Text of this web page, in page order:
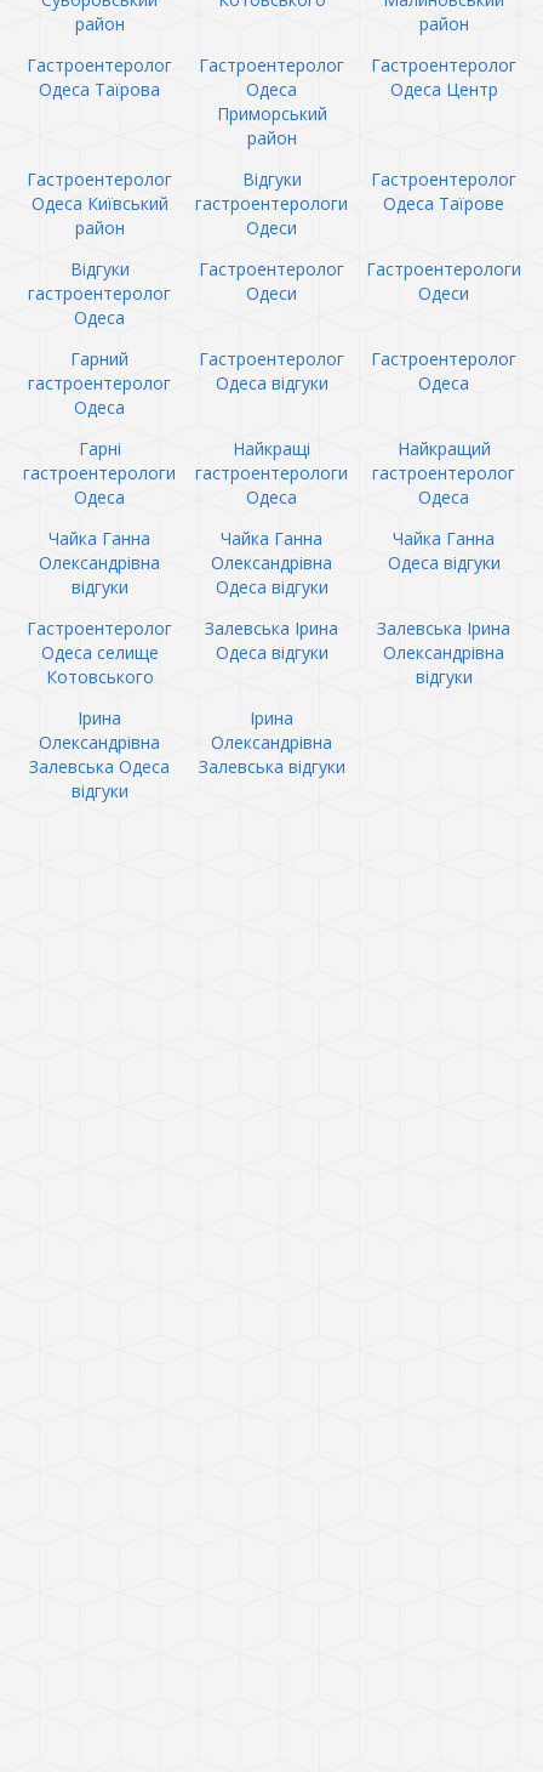
район
район
Гастроентеролог
Одеса Таїрова
Гастроентеролог
Одеса
Приморський
район
Гастроентеролог
Одеса Центр
Гастроентеролог
Одеса Київський
район
Відгуки
гастроентерологи
Одеси
Гастроентеролог
Одеса Таїрове
Відгуки
гастроентеролог
Одеса
Гастроентеролог
Одеси
Гастроентерологи
Одеси
Гарний
гастроентеролог
Одеса
Гастроентеролог
Одеса відгуки
Гастроентеролог
Одеса
Гарні
гастроентерологи
Одеса
Найкращі
гастроентерологи
Одеса
Найкращий
гастроентеролог
Одеса
Чайка Ганна
Олександрівна
відгуки
Чайка Ганна
Олександрівна
Одеса відгуки
Чайка Ганна
Одеса відгуки
Гастроентеролог
Одеса селище
Котовського
Залевська Ірина
Одеса відгуки
Залевська Ірина
Олександрівна
відгуки
Ірина
Олександрівна
Залевська Одеса
відгуки
Ірина
Олександрівна
Залевська відгуки